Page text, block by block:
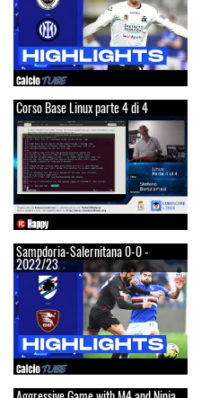
Corso Base Linux parte 4 di 4
Sampdoria-Salernitana 0-0 -
2022/23